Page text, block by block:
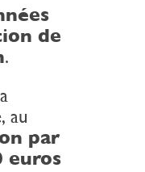
de
.
au
par
euros